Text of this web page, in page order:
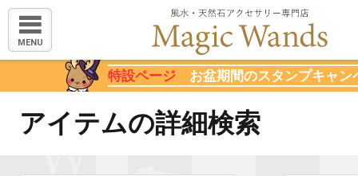
MENU
特設ページ お盆期間のスタンプキャン
アイテムの詳細検索